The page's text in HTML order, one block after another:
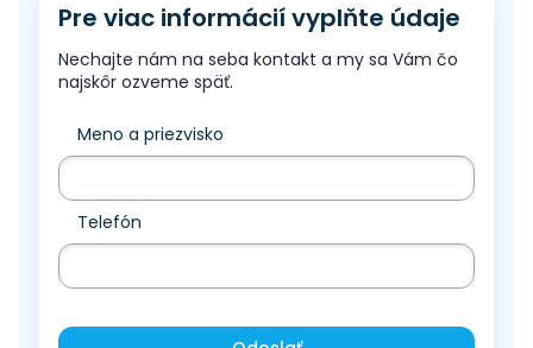
Pre viac informácií vyplňte údaje
Nechajte nám na seba kontakt a my sa Vám čo
najskôr ozveme späť.
Meno a priezvisko
Telefón